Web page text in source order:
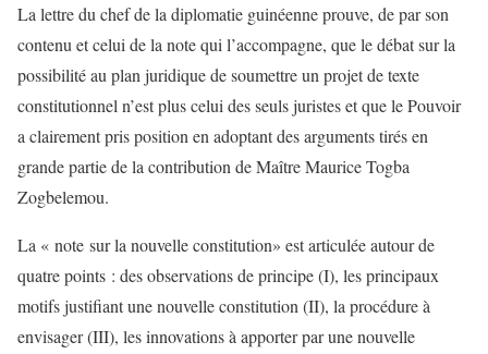
La lettre du chef de la diplomatie guinéenne prouve, de par son
contenu et celui de la note qui l’accompagne, que le débat sur la
possibilité au plan juridique de soumettre un projet de texte
constitutionnel n’est plus celui des seuls juristes et que le Pouvoir
a clairement pris position en adoptant des arguments tirés en
grande partie de la contribution de Maître Maurice Togba
Zogbelemou.
La « note sur la nouvelle constitution» est articulée autour de
quatre points : des observations de principe (I), les principaux
motifs justifiant une nouvelle constitution (II), la procédure à
envisager (III), les innovations à apporter par une nouvelle